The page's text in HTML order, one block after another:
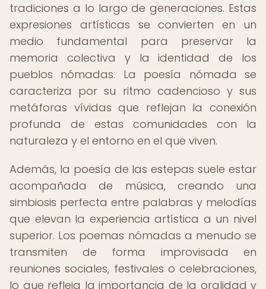
tradiciones a lo largo de generaciones. Estas
expresiones artísticas se convierten en un
medio fundamental para preservar la
memoria colectiva y la identidad de los
pueblos nómadas. La poesía nómada se
caracteriza por su ritmo cadencioso y sus
metáforas vívidas que reflejan la conexión
profunda de estas comunidades con la
naturaleza y el entorno en el que viven.
Además, la poesía de las estepas suele estar
acompañada de música, creando una
simbiosis perfecta entre palabras y melodías
que elevan la experiencia artística a un nivel
superior. Los poemas nómadas a menudo se
transmiten de forma improvisada en
reuniones sociales, festivales o celebraciones,
lo que refleja la importancia de la oralidad y